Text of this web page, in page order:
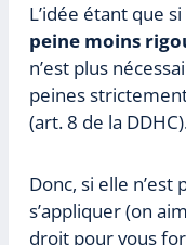
L’idée étant que si
peine moins
n’est plus
peines
(art. 8 de la
Donc, si elle n’est
s’appliquer (on
droit pour vous